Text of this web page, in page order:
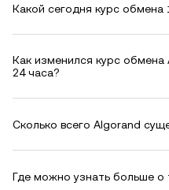
Какой сегодня курс обмена
Как изменился курс обмена
24 часа?
Сколько всего Algorand
Где можно узнать больше о